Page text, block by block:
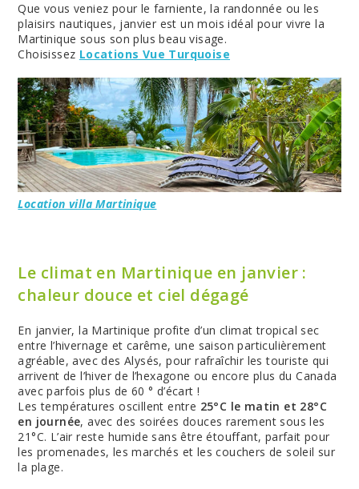
Que vous veniez pour le farniente, la randonnée ou les
plaisirs nautiques, janvier est un mois idéal pour vivre la
Martinique sous son plus beau visage.
Choisissez Locations Vue Turquoise
Location villa Martinique
Le climat en Martinique en janvier :
chaleur douce et ciel dégagé
En janvier, la Martinique profite d’un climat tropical sec
entre l’hivernage et carême, une saison particulièrement
agréable, avec des Alysés, pour rafraîchir les touriste qui
arrivent de l’hiver de l’hexagone ou encore plus du Canada
avec parfois plus de 60 ° d’écart !
Les températures oscillent entre 25°C le matin et 28°C
en journée, avec des soirées douces rarement sous les
21°C. L’air reste humide sans être étouffant, parfait pour
les promenades, les marchés et les couchers de soleil sur
la plage.